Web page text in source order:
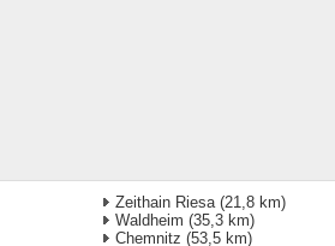
Zeithain Riesa (21,8 km)
Waldheim (35,3 km)
Chemnitz (53,5 km)